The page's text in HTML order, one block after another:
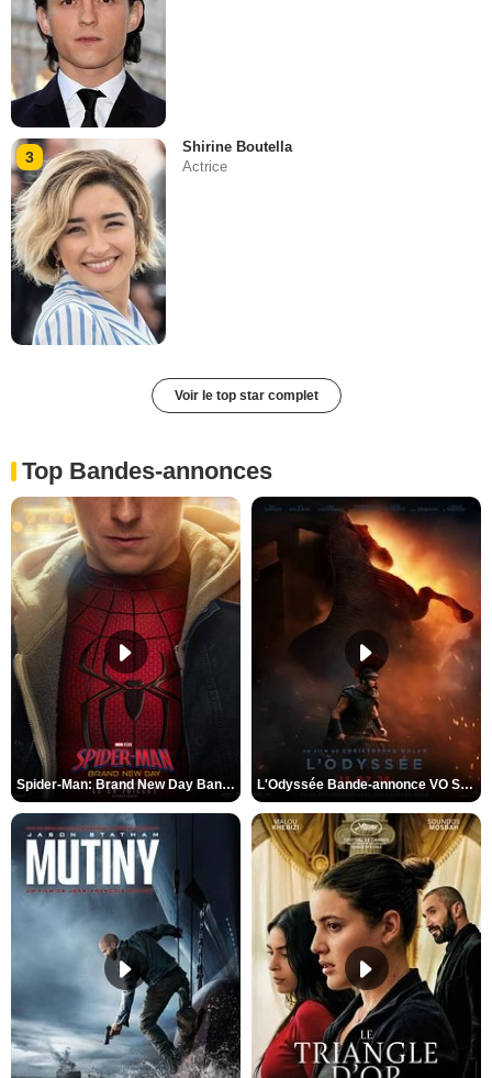
3
Shirine Boutella
Actrice
Voir le top star complet
Top Bandes-annonces
Spider-Man: Brand New Day Bande-annonce VO STFR L'Odyssée Bande-annonce VO STFR